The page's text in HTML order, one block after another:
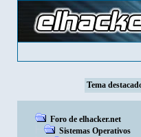
Tema
Foro de elhacker.net
Sistemas Operativos